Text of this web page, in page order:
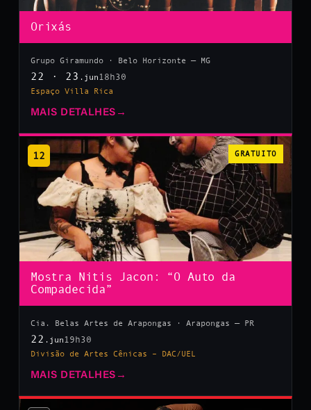
Orixás
Grupo Giramundo · Belo Horizonte — MG
22 · 23 .jun 18h30
Espaço Villa Rica
MAIS DETALHES →
12 GRATUITO
Mostra Nitis Jacon: “O Auto da
Compadecida”
Cia. Belas Artes de Arapongas · Arapongas — PR
22 .jun 19h30
Divisão de Artes Cênicas – DAC/UEL
MAIS DETALHES →